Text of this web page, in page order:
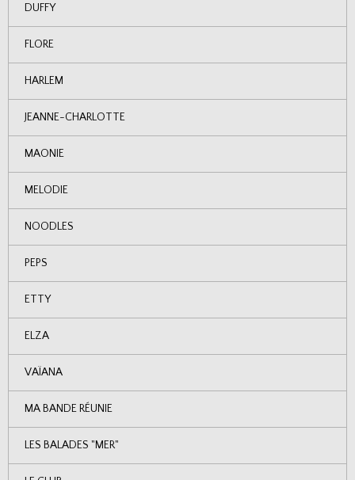
DUFFY
FLORE
HARLEM
JEANNE-CHARLOTTE
MAONIE
MELODIE
NOODLES
PEPS
ETTY
ELZA
VAÏANA
MA BANDE RÉUNIE
LES BALADES "MER"